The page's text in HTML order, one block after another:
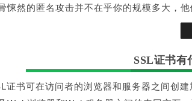
悚然的匿名攻击并不在乎你的规模多大，
SSL证书有
证书可在访问者的浏览器和服务器之间创建